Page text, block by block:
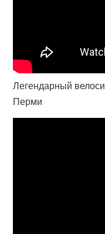
Легендарный
Перми